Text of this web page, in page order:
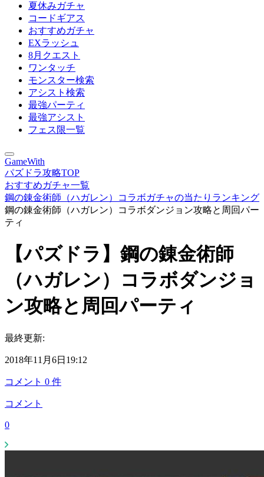
夏休みガチャ
コードギアス
おすすめガチャ
EXラッシュ
8月クエスト
ワンタッチ
モンスター検索
アシスト検索
最強パーティ
最強アシスト
フェス限一覧
GameWith
パズドラ攻略TOP
おすすめガチャ一覧
鋼の錬金術師（ハガレン）コラボガチャの当たりランキング
鋼の錬金術師（ハガレン）コラボダンジョン攻略と周回パー
ティ
【パズドラ】鋼の錬金術師
（ハガレン）コラボダンジョ
ン攻略と周回パーティ
最終更新:
2018年11月6日19:12
コメント 0 件
コメント
0